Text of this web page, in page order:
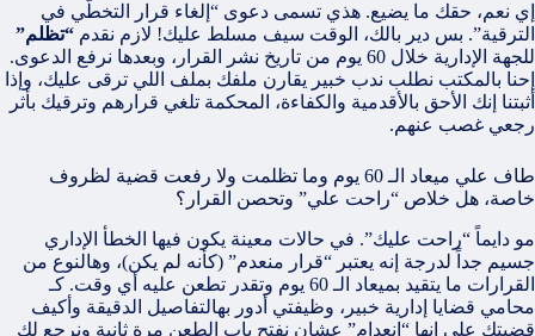
إي نعم، حقك ما يضيع. هذي تسمى دعوى “إلغاء قرار التخطّي في
الترقية”. بس دير بالك، الوقت سيف مسلط عليك! لازم نقدم “تظلم”
للجهة الإدارية خلال 60 يوم من تاريخ نشر القرار، وبعدها نرفع الدعوى.
إحنا بالمكتب نطلب ندب خبير يقارن ملفك بملف اللي ترقى عليك، وإذا
أثبتنا إنك الأحق بالأقدمية والكفاءة، المحكمة تلغي قرارهم وترقيك بأثر
رجعي غصب عنهم.
طاف علي ميعاد الـ 60 يوم وما تظلمت ولا رفعت قضية لظروف
خاصة، هل خلاص “راحت علي” وتحصن القرار؟
مو دايماً “راحت عليك”. في حالات معينة يكون فيها الخطأ الإداري
جسيم جداً لدرجة إنه يعتبر “قرار منعدم” (كأنه لم يكن)، وهالنوع من
القرارات ما يتقيد بميعاد الـ 60 يوم وتقدر تطعن عليه أي وقت. كـ
محامي قضايا إدارية خبير، وظيفتي أدور بهالتفاصيل الدقيقة وأكيف
قضيتك على إنها “انعدام” عشان نفتح باب الطعن مرة ثانية ونرجع لك